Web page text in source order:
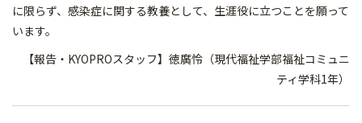
に限らず、感染症に関する教養として、生涯役に立つことを願って
います。
【報告・KYOPROスタッフ】徳廣怜（現代福祉学部福祉コミュニ
ティ学科1年）